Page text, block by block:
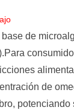
de
de
potenciando